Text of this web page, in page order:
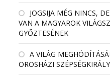
JOGSIJA MÉG NINCS,
VAN A MAGYAROK
GYŐZTESÉNEK
A VILÁG
OROSHÁZI